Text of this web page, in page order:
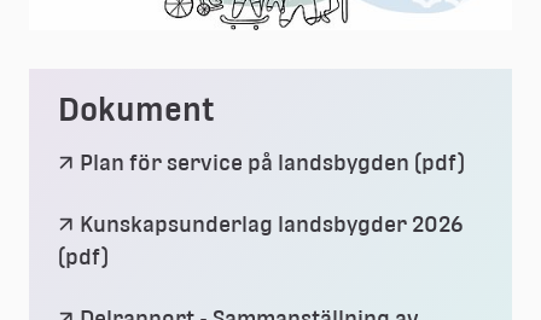
Dokument
Plan för service på landsbygden (pdf)
Kunskapsunderlag landsbygder 2026
(pdf)
till